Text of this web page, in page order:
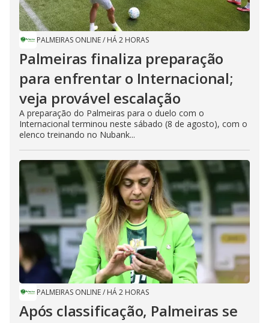
PALMEIRAS ONLINE/ HÁ 2 HORAS
Palmeiras finaliza preparação
para enfrentar o Internacional;
veja provável escalação
A preparação do Palmeiras para o duelo com o
Internacional terminou neste sábado (8 de agosto), com o
elenco treinando no Nubank...
PALMEIRAS ONLINE/ HÁ 2 HORAS
Após classificação, Palmeiras se